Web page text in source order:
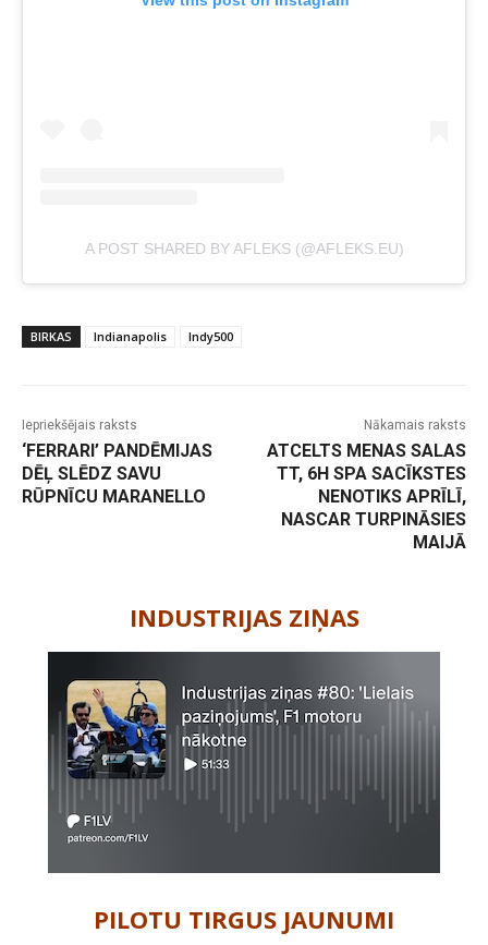
A POST SHARED BY AFLEKS (@AFLEKS.EU)
BIRKAS Indianapolis Indy500
Iepriekšējais raksts
‘FERRARI’ PANDĒMIJAS
DĒĻ SLĒDZ SAVU
RŪPNĪCU MARANELLO
Nākamais raksts
ATCELTS MENAS SALAS
TT, 6H SPA SACĪKSTES
NENOTIKS APRĪLĪ,
NASCAR TURPINĀSIES
MAIJĀ
INDUSTRIJAS ZIŅAS
PILOTU TIRGUS JAUNUMI